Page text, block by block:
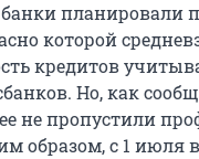
планировали
которой
кредитов
Но, как
не пропустили
образом, с 1 июля